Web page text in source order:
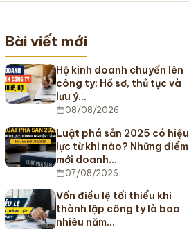
Bài viết mới
Hộ kinh doanh chuyển lên
công ty: Hồ sơ, thủ tục và
lưu ý…
08/08/2026
Luật phá sản 2025 có hiệu
lực từ khi nào? Những điểm
mới doanh…
07/08/2026
Vốn điều lệ tối thiểu khi
thành lập công ty là bao
nhiêu năm…